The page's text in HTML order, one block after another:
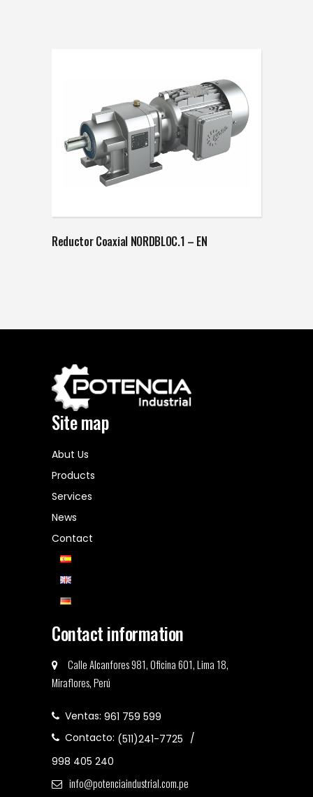
Reductor Coaxial NORDBLOC.1 – EN
Site map
Abut Us
Products
Services
News
Contact
Contact information
Calle Alcanfores 981, Oficina 601, Lima 18,
Miraflores, Perú
Ventas: 961 759 599
Contacto: (511)241-7725
998 405 240
info@potenciaindustrial.com.pe